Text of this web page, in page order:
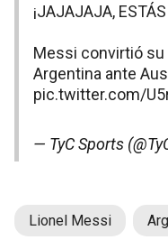
¡JAJAJAJA,
Messi convirtió su
Argentina ante
pic.twitter.com/
— TyC Sports
Lionel Messi